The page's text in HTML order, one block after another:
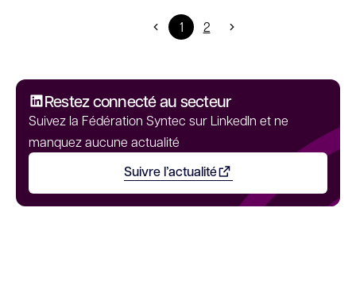
1 2
Restez connecté au secteur
Suivez la Fédération Syntec sur LinkedIn et ne
manquez aucune actualité
Suivre l’actualitéOuvrir dans un nouvel onglet